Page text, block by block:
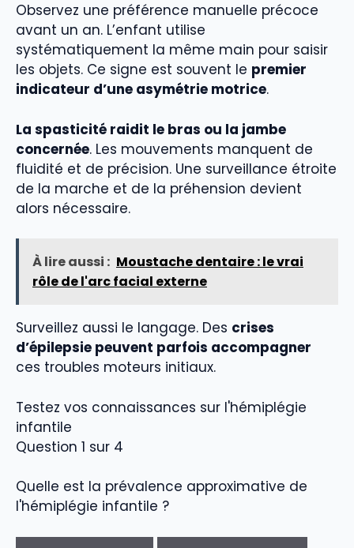
Observez une préférence manuelle précoce
avant un an. L’enfant utilise
systématiquement la même main pour saisir
les objets. Ce signe est souvent le premier
indicateur d’une asymétrie motrice.
La spasticité raidit le bras ou la jambe
concernée. Les mouvements manquent de
fluidité et de précision. Une surveillance étroite
de la marche et de la préhension devient
alors nécessaire.
À lire aussi : Moustache dentaire : le vrai
rôle de l'arc facial externe
Surveillez aussi le langage. Des crises
d’épilepsie peuvent parfois accompagner
ces troubles moteurs initiaux.
Testez vos connaissances sur l'hémiplégie
infantile
Question 1 sur 4
Quelle est la prévalence approximative de
l'hémiplégie infantile ?